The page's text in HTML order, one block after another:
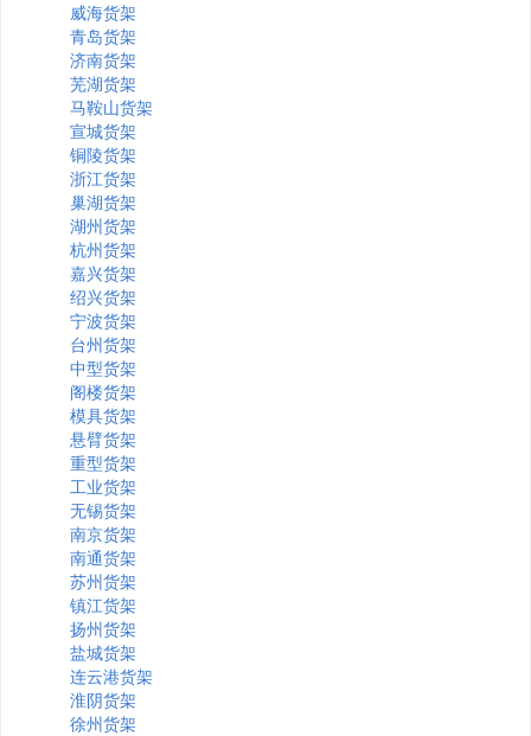
威海货架
青岛货架
济南货架
芜湖货架
马鞍山货架
宣城货架
铜陵货架
浙江货架
巢湖货架
湖州货架
杭州货架
嘉兴货架
绍兴货架
宁波货架
台州货架
中型货架
阁楼货架
模具货架
悬臂货架
重型货架
工业货架
无锡货架
南京货架
南通货架
苏州货架
镇江货架
扬州货架
盐城货架
连云港货架
淮阴货架
徐州货架